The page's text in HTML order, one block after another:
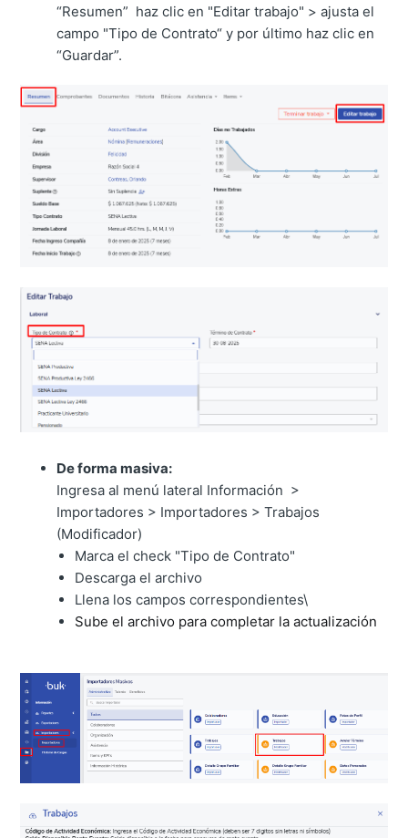
“Resumen” haz clic en "Editar trabajo" > ajusta el
campo "Tipo de Contrato“ y por último haz clic en
“Guardar”.
De forma masiva:
Ingresa al menú lateral Información >
Importadores > Importadores > Trabajos
(Modificador)
Marca el check "Tipo de Contrato"
Descarga el archivo
Llena los campos correspondientes\
Sube el archivo para completar la actualización